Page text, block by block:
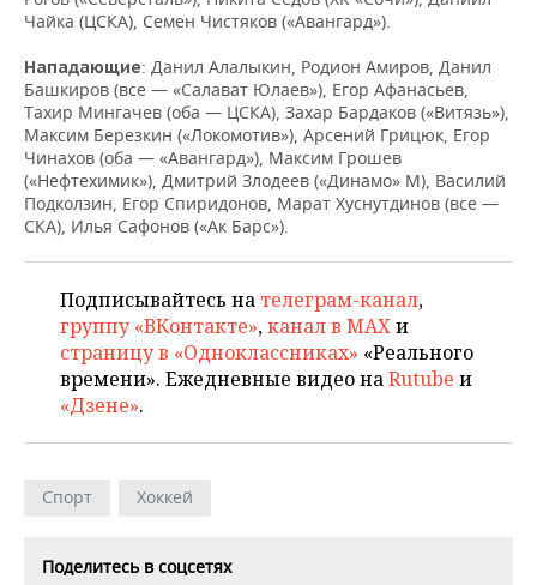
Чайка (ЦСКА), Семен Чистяков («Авангард»).
Нападающие: Данил Алалыкин, Родион Амиров, Данил
Башкиров (все — «Салават Юлаев»), Егор Афанасьев,
Тахир Мингачев (оба — ЦСКА), Захар Бардаков («Витязь»),
Максим Березкин («Локомотив»), Арсений Грицюк, Егор
Чинахов (оба — «Авангард»), Максим Грошев
(«Нефтехимик»), Дмитрий Злодеев («Динамо» М), Василий
Подколзин, Егор Спиридонов, Марат Хуснутдинов (все —
СКА), Илья Сафонов («Ак Барс»).
Подписывайтесь на телеграм-канал,
группу «ВКонтакте»,канал в MAXи
страницу в «Одноклассниках» «Реального
времени». Ежедневные видео наRutube и
«Дзене».
Спорт Хоккей
Поделитесь в соцсетях